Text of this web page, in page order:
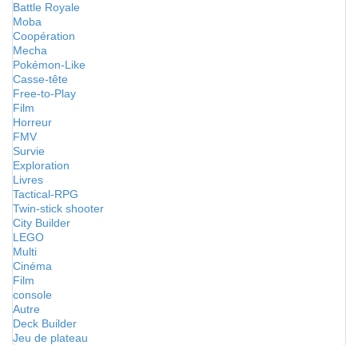
Battle Royale
Moba
Coopération
Mecha
Pokémon-Like
Casse-tête
Free-to-Play
Film
Horreur
FMV
Survie
Exploration
Livres
Tactical-RPG
Twin-stick shooter
City Builder
LEGO
Multi
Cinéma
Film
console
Autre
Deck Builder
Jeu de plateau